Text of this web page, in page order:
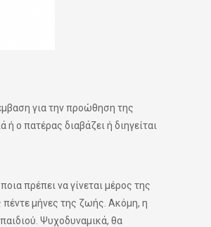
για την προώθηση της
ο πατέρας διαβάζει ή διηγείται
πρέπει να γίνεται μέρος της
μήνες της ζωής. Ακόμη, η
Ψυχοδυναμικά, θα